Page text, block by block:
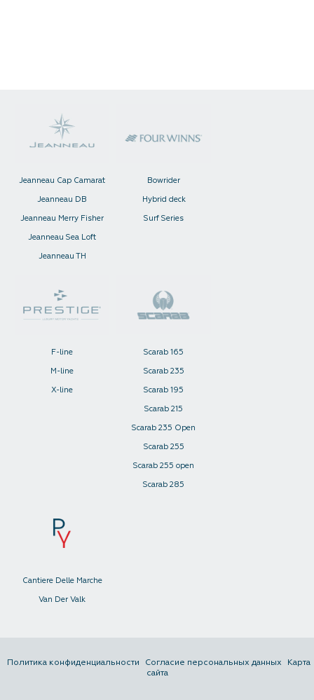
Jeanneau Cap Camarat
Jeanneau DB
Jeanneau Merry Fisher
Jeanneau Sea Loft
Jeanneau TH
Bowrider
Hybrid deck
Surf Series
F-line
M-line
X-line
Scarab 165
Scarab 235
Scarab 195
Scarab 215
Scarab 235 Open
Scarab 255
Scarab 255 open
Scarab 285
Cantiere Delle Marche
Van Der Valk
Политика конфиденциальности Согласие персональных данных
Карта
сайта